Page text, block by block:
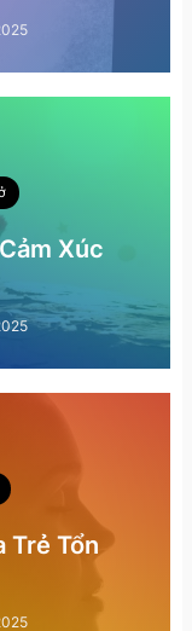
Xúc
Trẻ Tổn